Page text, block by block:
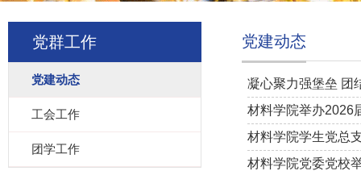
党群工作
党建动态
工会工作
团学工作
党建动态
凝心聚力强堡垒
材料学院举办2026
材料学院学生党总
材料学院党委党校